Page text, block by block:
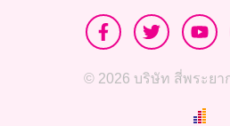
© 2026 บริษัท สี่พระยา